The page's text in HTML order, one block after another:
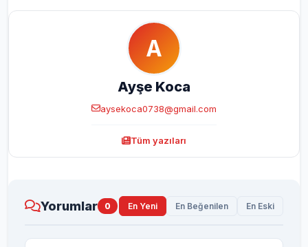
A
Ayşe Koca
aysekoca0738@gmail.com
Tüm yazıları
Yorumlar 0 En Yeni En Beğenilen En Eski